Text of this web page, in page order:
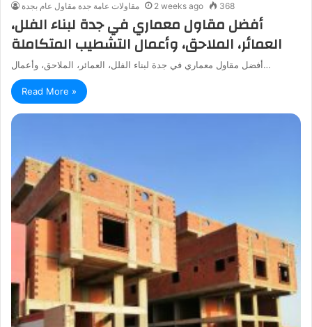
مقاولات عامة جدة مقاول عام بجدة 2 weeks ago 368
أفضل مقاول معماري في جدة لبناء الفلل،
العمائر، الملاحق، وأعمال التشطيب المتكاملة
أفضل مقاول معماري في جدة لبناء الفلل، العمائر، الملاحق، وأعمال…
Read More »